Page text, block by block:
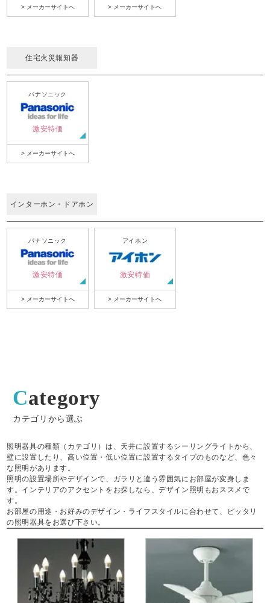
> メーカーサイトへ > メーカーサイトへ
住宅火災報知器
パナソニック
激安特価
> メーカーサイトへ
インターホン・ドアホン
パナソニック
激安特価
> メーカーサイトへ
アイホン
激安特価
> メーカーサイトへ
Category
カテゴリから選ぶ
照明器具の種類（カテゴリ）は、天井に設置するシーリングライトから、
壁に設置したり、高い位置・低い位置に設置するタイプのものなど、色々
な照明があります。
照明の設置場所やデザインで、ガラリと違う雰囲気にお部屋が変身しま
す。インテリアのアクセントをお探しなら、デザイン照明もおススメで
す。
お部屋の用途・お好みのデザイン・ライフスタイルに合わせて、ピッタリ
の照明器具をお選び下さい。